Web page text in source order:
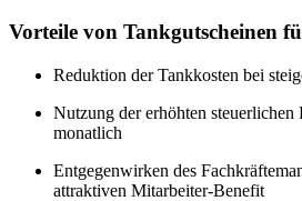
Vorteile von Tankgutscheinen
Reduktion der Tankkosten bei
Nutzung der erhöhten
monatlich
Entgegenwirken des
attraktiven Mitarbeiter-Benefit